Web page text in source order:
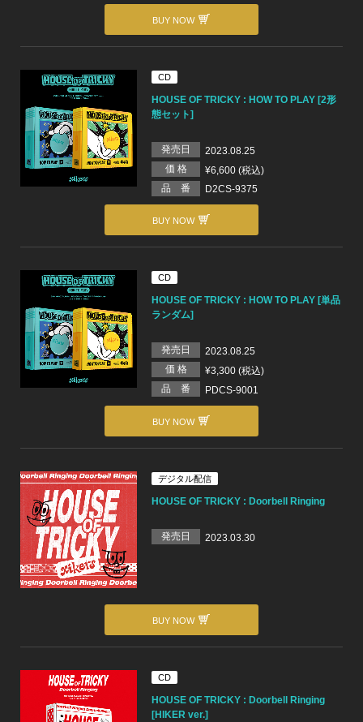
BUY NOW
CD
HOUSE OF TRICKY : HOW TO PLAY [2形
態セット]
発売日
2023.08.25
価 格
¥6,600 (税込)
品 番
D2CS-9375
BUY NOW
CD
HOUSE OF TRICKY : HOW TO PLAY [単品
ランダム]
発売日
2023.08.25
価 格
¥3,300 (税込)
品 番
PDCS-9001
BUY NOW
デジタル配信
HOUSE OF TRICKY : Doorbell Ringing
発売日 2023.03.30
BUY NOW
CD
HOUSE OF TRICKY : Doorbell Ringing
[HIKER ver.]